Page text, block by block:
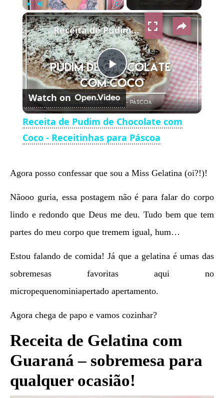
Play Unmute Fullscreen ×
Play
Video
Receita de Pudim de Chocolate com Coco - Receitinhas para Páscoa
Watch on
Receita de Pudim de Chocolate com
Coco - Receitinhas para Páscoa
Agora posso confessar que sou a Miss Gelatina (oi?!)!
Nãooo guria, essa postagem não é para falar do corpo
lindo e redondo que Deus me deu. Tudo bem que tem
partes do meu corpo que tremem igual, hum…
Estou falando de comida! Já que a gelatina é umas das
sobremesas favoritas aqui no
micropequenominiapertado apertamento.
Agora chega de papo e vamos cozinhar?
Receita de Gelatina com
Guaraná – sobremesa para
qualquer ocasião!